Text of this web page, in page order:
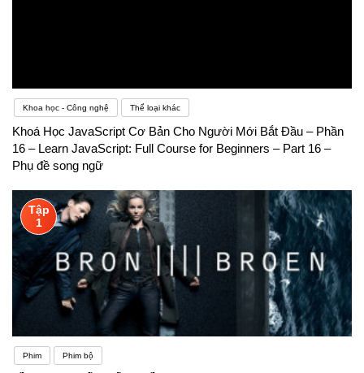
Khoa học - Công nghệ Thể loại khác
Khoá Học JavaScript Cơ Bản Cho Người Mới Bắt Đầu – Phần
16 – Learn JavaScript: Full Course for Beginners – Part 16 –
Phụ đề song ngữ
Tập
1
Phim Phim bộ